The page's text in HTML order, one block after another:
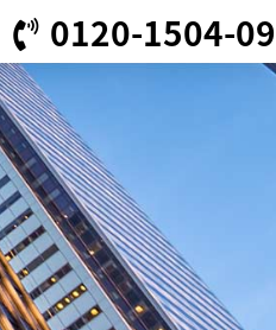
0120-1504-09